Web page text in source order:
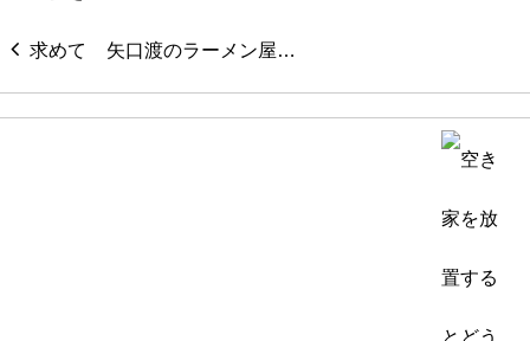
矢口渡のラーメン屋…